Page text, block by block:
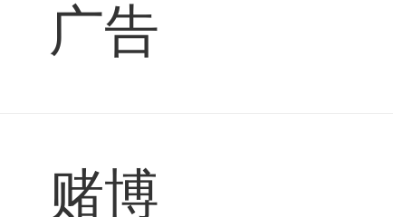
广告
赌博